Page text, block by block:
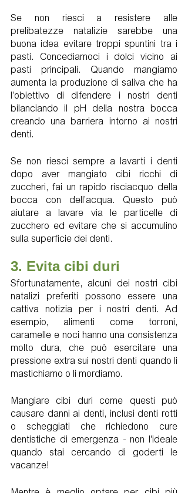
Se non riesci a resistere alle
prelibatezze natalizie sarebbe una
buona idea evitare troppi spuntini tra i
pasti. Concediamoci i dolci vicino ai
pasti principali. Quando mangiamo
aumenta la produzione di saliva che ha
l’obiettivo di difendere i nostri denti
bilanciando il pH della nostra bocca
creando una barriera intorno ai nostri
denti.
Se non riesci sempre a lavarti i denti
dopo aver mangiato cibi ricchi di
zuccheri, fai un rapido risciacquo della
bocca con dell’acqua. Questo può
aiutare a lavare via le particelle di
zucchero ed evitare che si accumulino
sulla superficie dei denti.
3. Evita cibi duri
Sfortunatamente, alcuni dei nostri cibi
natalizi preferiti possono essere una
cattiva notizia per i nostri denti. Ad
esempio, alimenti come torroni,
caramelle e noci hanno una consistenza
molto dura, che può esercitare una
pressione extra sui nostri denti quando li
mastichiamo o li mordiamo.
Mangiare cibi duri come questi può
causare danni ai denti, inclusi denti rotti
o scheggiati che richiedono cure
dentistiche di emergenza - non l'ideale
quando stai cercando di goderti le
vacanze!